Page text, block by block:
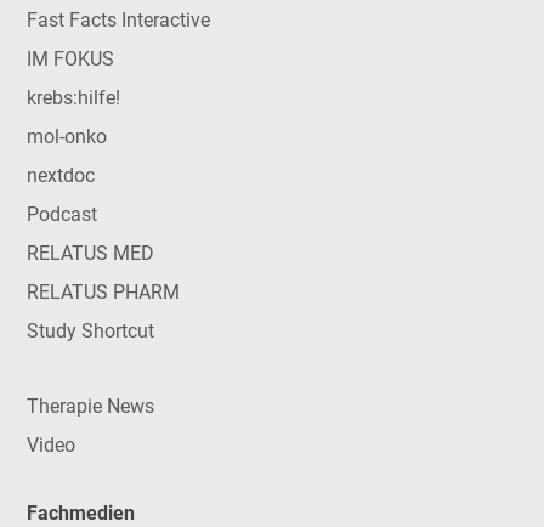
Fast Facts Interactive
IM FOKUS
krebs:hilfe!
mol-onko
nextdoc
Podcast
RELATUS MED
RELATUS PHARM
Study Shortcut
Therapie News
Video
Fachmedien